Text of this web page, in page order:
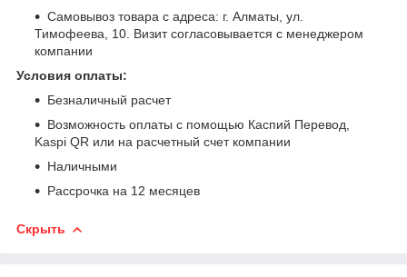
Самовывоз товара с адреса: г. Алматы, ул.
Тимофеева, 10. Визит согласовывается с менеджером
компании
Условия оплаты:
Безналичный расчет
Возможность оплаты с помощью Каспий Перевод,
Kaspi QR или на расчетный счет компании
Наличными
Рассрочка на 12 месяцев
Скрыть